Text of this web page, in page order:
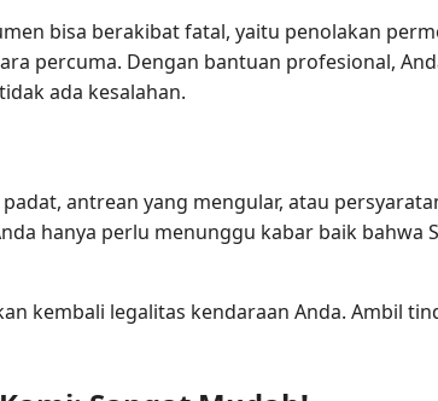
bisa berakibat fatal, yaitu penolakan
percuma. Dengan bantuan profesional,
ada kesalahan.
antrean yang mengular, atau
hanya perlu menunggu kabar baik bahwa
kembali legalitas kendaraan Anda. Ambil